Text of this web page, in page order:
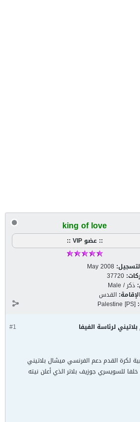
king of love
:: عضو VIP ::
May 2008
37720
ذكر / Male
القدس
Palestine [PS]
#1 لرئاسة الفيفا
لكرة القدم دعم الفرنسي ميشال بلاتيني
خلفا للسويسري جوزيف بلاتر الذي أعلن نيته